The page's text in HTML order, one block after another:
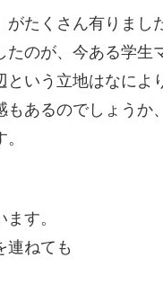
たくさん有りまし
のが、今ある学生
いう立地はなによ
あるのでしょうか、
す。
連ねても